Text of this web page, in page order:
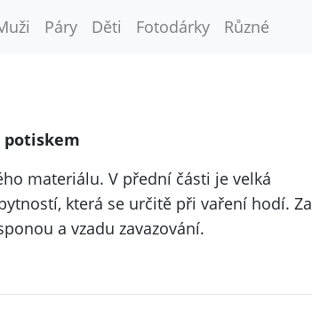
Páry Děti Fotodárky Různé
materiálu. V přední části je velká
která se určitě při vaření hodí. Za
a vzadu zavazování.